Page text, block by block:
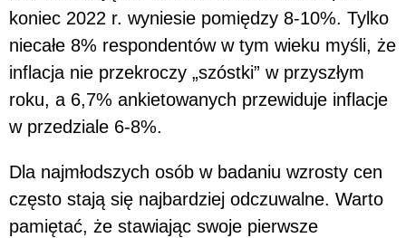
koniec 2022 r. wyniesie pomiędzy 8-10%. Tylko
niecałe 8% respondentów w tym wieku myśli, że
inflacja nie przekroczy „szóstki” w przyszłym
roku, a 6,7% ankietowanych przewiduje inflacje
w przedziale 6-8%.
Dla najmłodszych osób w badaniu wzrosty cen
często stają się najbardziej odczuwalne. Warto
pamiętać, że stawiając swoje pierwsze